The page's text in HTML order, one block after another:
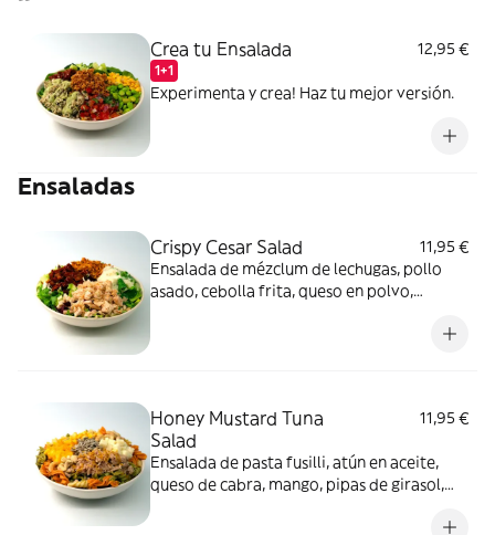
Crea tu Ensalada
1+1
12,95 €
Experimenta y crea! Haz tu mejor versión.
Ensaladas
Crispy Cesar Salad
11,95 €
Ensalada de mézclum de lechugas, pollo
asado, cebolla frita, queso en polvo,
Honey Mustard Tuna
Salad
11,95 €
Ensalada de pasta fusilli, atún en aceite,
queso de cabra, mango, pipas de girasol,